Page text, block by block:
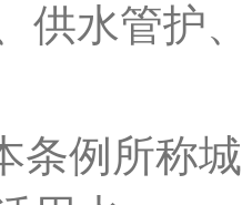
供水管护
条例所称